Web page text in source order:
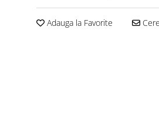
Adauga la Favorite